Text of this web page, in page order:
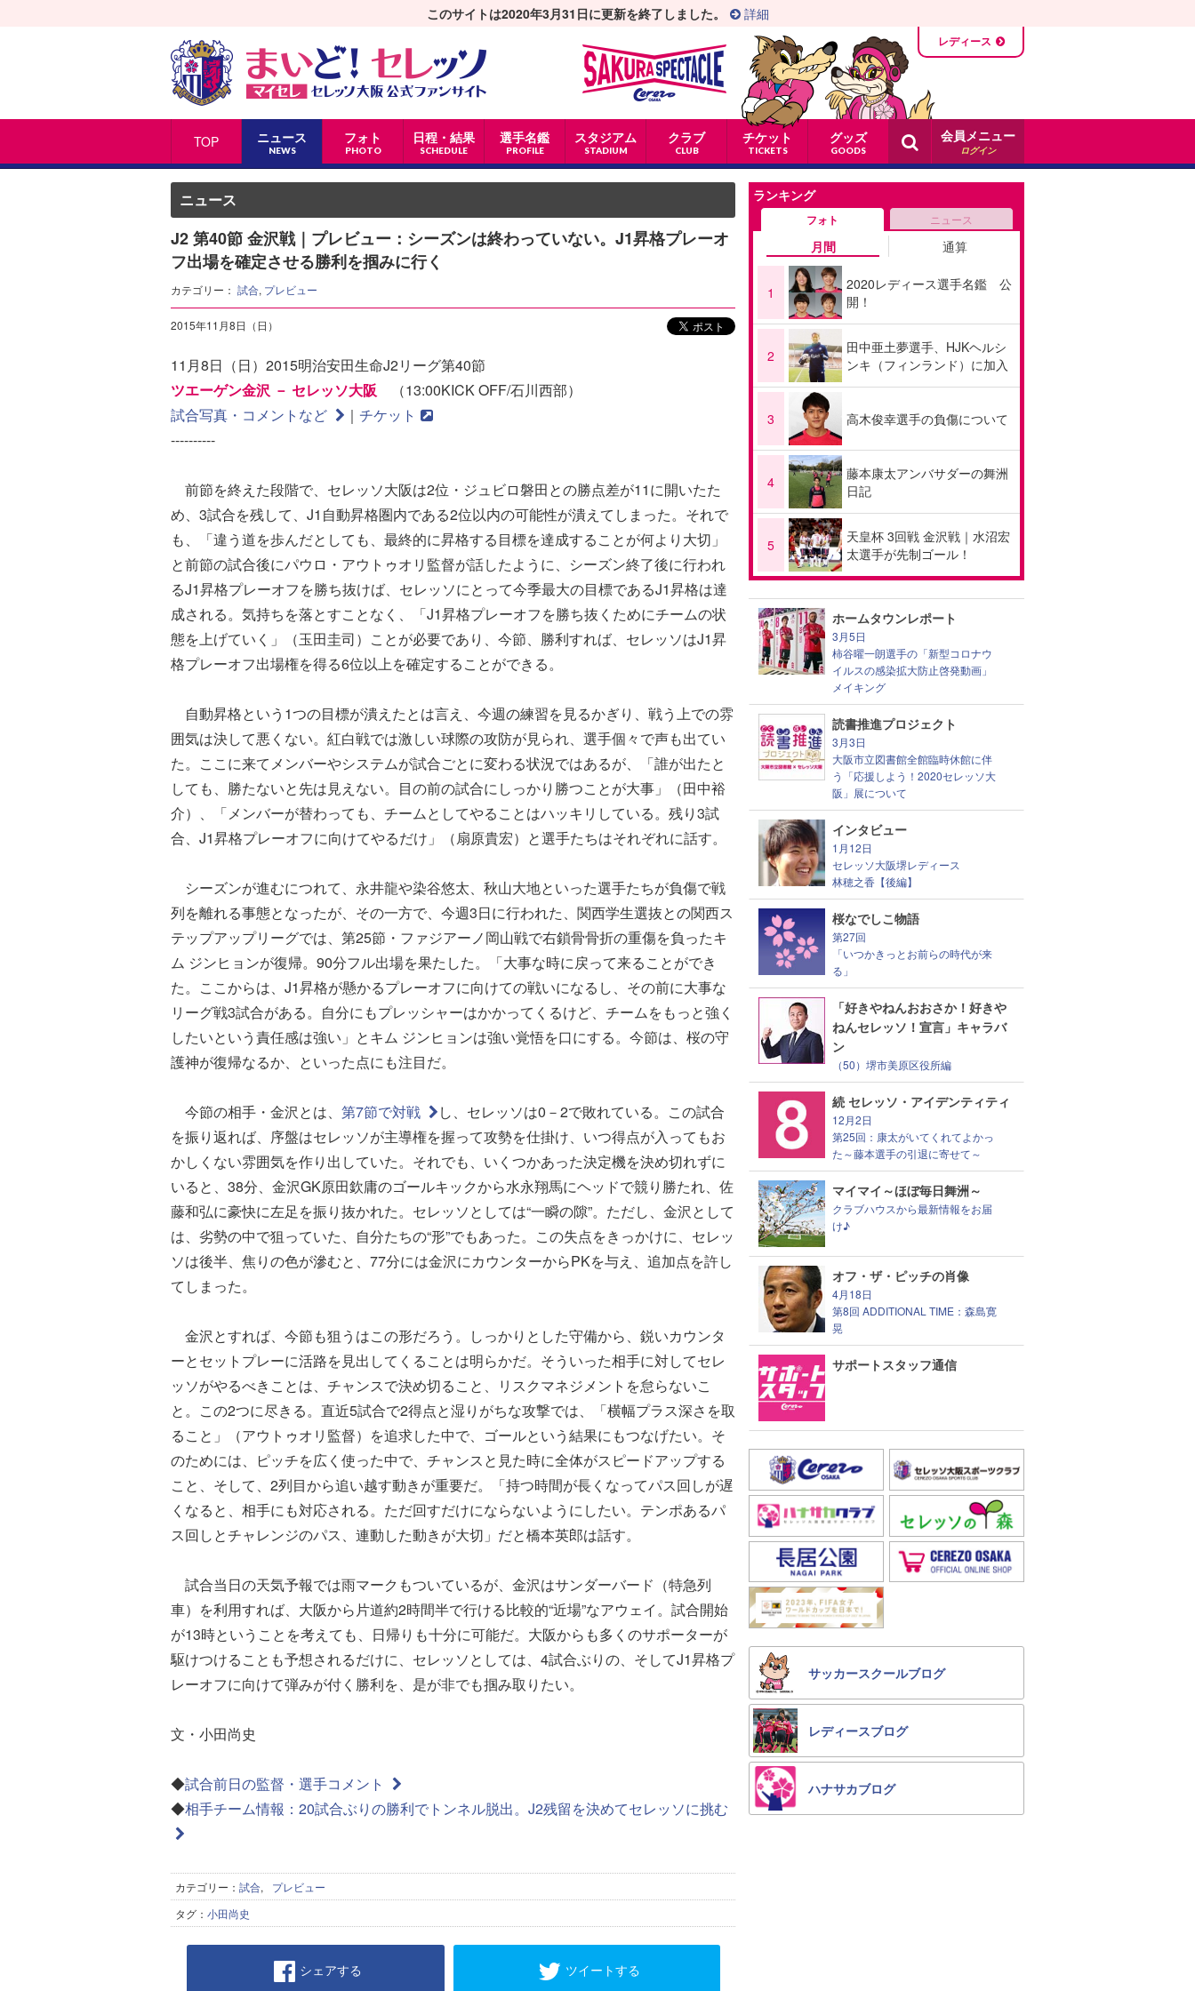
TOP ニュース
NEWS
フォト
PHOTO
日程・結果
SCHEDULE
選手名鑑
PROFILE
スタジアム
STADIUM
クラブ
CLUB
チケット
TICKETS
グッズ
GOODS
このサイトは2020年3月31日に更新を終了しました。 詳細
レディース
会員メニュー
ログイン
ニュース
J2 第40節 金沢戦｜プレビュー：シーズンは終わっていない。J1昇格プレーオ
フ出場を確定させる勝利を掴みに行く
カテゴリー： 試合, プレビュー
2015年11月8日（日）
11月8日（日）2015明治安田生命J2リーグ第40節
ツエーゲン金沢 － セレッソ大阪 （13:00KICK OFF/石川西部）
試合写真・コメントなど
｜ チケット
----------
前節を終えた段階で、セレッソ大阪は2位・ジュビロ磐田との勝点差が11に開いたた
め、3試合を残して、J1自動昇格圏内である2位以内の可能性が潰えてしまった。それで
も、「違う道を歩んだとしても、最終的に昇格する目標を達成することが何より大切」
と前節の試合後にパウロ・アウトゥオリ監督が話したように、シーズン終了後に行われ
るJ1昇格プレーオフを勝ち抜けば、セレッソにとって今季最大の目標であるJ1昇格は達
成される。気持ちを落とすことなく、「J1昇格プレーオフを勝ち抜くためにチームの状
態を上げていく」（玉田圭司）ことが必要であり、今節、勝利すれば、セレッソはJ1昇
格プレーオフ出場権を得る6位以上を確定することができる。
自動昇格という1つの目標が潰えたとは言え、今週の練習を見るかぎり、戦う上での雰
囲気は決して悪くない。紅白戦では激しい球際の攻防が見られ、選手個々で声も出てい
た。ここに来てメンバーやシステムが試合ごとに変わる状況ではあるが、「誰が出たと
しても、勝たないと先は見えない。目の前の試合にしっかり勝つことが大事」（田中裕
介）、「メンバーが替わっても、チームとしてやることはハッキリしている。残り3試
合、J1昇格プレーオフに向けてやるだけ」（扇原貴宏）と選手たちはそれぞれに話す。
シーズンが進むにつれて、永井龍や染谷悠太、秋山大地といった選手たちが負傷で戦
列を離れる事態となったが、その一方で、今週3日に行われた、関西学生選抜との関西ス
テップアップリーグでは、第25節・ファジアーノ岡山戦で右鎖骨骨折の重傷を負ったキ
ム ジンヒョンが復帰。90分フル出場を果たした。「大事な時に戻って来ることができ
た。ここからは、J1昇格が懸かるプレーオフに向けての戦いになるし、その前に大事な
リーグ戦3試合がある。自分にもプレッシャーはかかってくるけど、チームをもっと強く
したいという責任感は強い」とキム ジンヒョンは強い覚悟を口にする。今節は、桜の守
護神が復帰なるか、といった点にも注目だ。
今節の相手・金沢とは、 第7節で対戦
し、セレッソは0－2で敗れている。この試合
を振り返れば、序盤はセレッソが主導権を握って攻勢を仕掛け、いつ得点が入ってもお
かしくない雰囲気を作り出していた。それでも、いくつかあった決定機を決め切れずに
いると、38分、金沢GK原田欽庸のゴールキックから水永翔馬にヘッドで競り勝たれ、佐
藤和弘に豪快に左足を振り抜かれた。セレッソとしては“一瞬の隙”。ただし、金沢として
は、劣勢の中で狙っていた、自分たちの“形”でもあった。この失点をきっかけに、セレッ
ソは後半、焦りの色が滲むと、77分には金沢にカウンターからPKを与え、追加点を許し
てしまった。
金沢とすれば、今節も狙うはこの形だろう。しっかりとした守備から、鋭いカウンタ
ーとセットプレーに活路を見出してくることは明らかだ。そういった相手に対してセレ
ッソがやるべきことは、チャンスで決め切ること、リスクマネジメントを怠らないこ
と。この2つに尽きる。直近5試合で2得点と湿りがちな攻撃では、「横幅プラス深さを取
ること」（アウトゥオリ監督）を追求した中で、ゴールという結果にもつなげたい。そ
のためには、ピッチを広く使った中で、チャンスと見た時に全体がスピードアップする
こと、そして、2列目から追い越す動きが重要だ。「持つ時間が長くなってパス回しが遅
くなると、相手にも対応される。ただ回すだけにならないようにしたい。テンポあるパ
ス回しとチャレンジのパス、連動した動きが大切」だと橋本英郎は話す。
試合当日の天気予報では雨マークもついているが、金沢はサンダーバード（特急列
車）を利用すれば、大阪から片道約2時間半で行ける比較的“近場”なアウェイ。試合開始
が13時ということを考えても、日帰りも十分に可能だ。大阪からも多くのサポーターが
駆けつけることも予想されるだけに、セレッソとしては、4試合ぶりの、そしてJ1昇格プ
レーオフに向けて弾みが付く勝利を、是が非でも掴み取りたい。
文・小田尚史
◆試合前日の監督・選手コメント
◆相手チーム情報：20試合ぶりの勝利でトンネル脱出。J2残留を決めてセレッソに挑む
カテゴリー： 試合,
プレビュー
タグ： 小田尚史
シェアする ツイートする
ランキング
フォト ニュース
月間 通算
1
2020レディース選手名鑑 公
開！
2
田中亜土夢選手、HJKヘルシ
ンキ（フィンランド）に加入
3 高木俊幸選手の負傷について
4
藤本康太アンバサダーの舞洲
日記
5
天皇杯 3回戦 金沢戦｜水沼宏
太選手が先制ゴール！
ホームタウンレポート
3月5日
柿谷曜一朗選手の「新型コロナウ
イルスの感染拡大防止啓発動画」
メイキング
読書推進プロジェクト
3月3日
大阪市立図書館全館臨時休館に伴
う「応援しよう！2020セレッソ大
阪」展について
インタビュー
1月12日
セレッソ大阪堺レディース
林穂之香【後編】
桜なでしこ物語
第27回
「いつかきっとお前らの時代が来
る」
「好きやねんおおさか！好きや
ねんセレッソ！宣言」キャラバ
ン
（50）堺市美原区役所編
続 セレッソ・アイデンティティ
12月2日
第25回：康太がいてくれてよかっ
た～藤本選手の引退に寄せて～
マイマイ～ほぼ毎日舞洲～
クラブハウスから最新情報をお届
け♪
オフ・ザ・ピッチの肖像
4月18日
第8回 ADDITIONAL TIME：森島寛
晃
サポートスタッフ通信
サッカースクールブログ
レディースブログ
ハナサカブログ